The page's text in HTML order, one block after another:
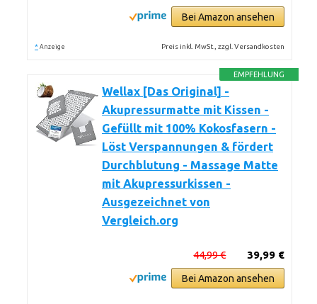
Bei Amazon ansehen
* Anzeige Preis inkl. MwSt., zzgl. Versandkosten
EMPFEHLUNG
Wellax [Das Original] -
Akupressurmatte mit Kissen -
Gefüllt mit 100% Kokosfasern -
Löst Verspannungen & fördert
Durchblutung - Massage Matte
mit Akupressurkissen -
Ausgezeichnet von
Vergleich.org
39,99 €
44,99 €
Bei Amazon ansehen